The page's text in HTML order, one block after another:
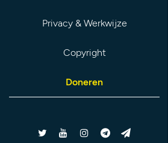
Privacy & Werkwijze
Copyright
Doneren